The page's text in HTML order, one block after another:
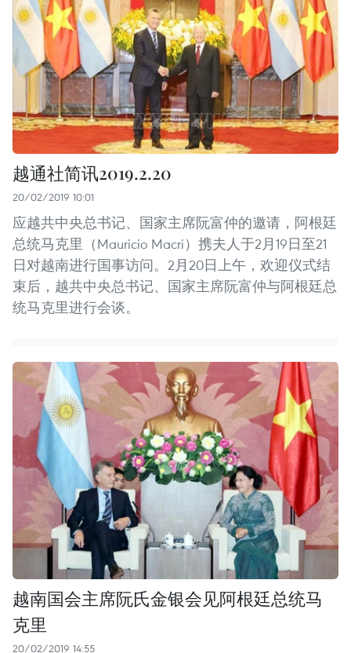
越通社简讯2019.2.20
20/02/2019 10:01
应越共中央总书记、国家主席阮富仲的邀请，阿根廷
总统马克里（Mauricio Macri）携夫人于2月19日至21
日对越南进行国事访问。2月20日上午，欢迎仪式结
束后，越共中央总书记、国家主席阮富仲与阿根廷总
统马克里进行会谈。
越南国会主席阮氏金银会见阿根廷总统马
克里
20/02/2019 14:55